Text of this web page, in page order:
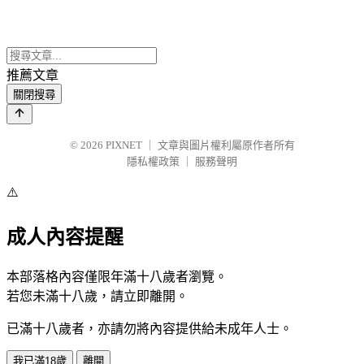
推薦文章
關閉搜尋
© 2026 PIXNET
文章與圖片權利屬原作者所有
隱私權政策
服務聲明
⚠️
成人內容提醒
本部落格內容僅限年滿十八歲者瀏覽。
若您未滿十八歲，請立即離開。
已滿十八歲者，亦請勿將內容提供給未成年人士。
我已滿18歲 離開